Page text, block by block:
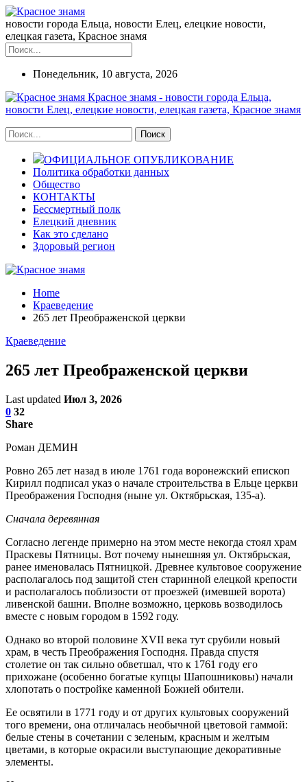
новости города Ельца, новости Елец, елецкие новости,
елецкая газета, Красное знамя
Понедельник, 10 августа, 2026
Красное знамя - новости города Ельца,
новости Елец, елецкие новости, елецкая газета, Красное знамя
ОФИЦИАЛЬНОЕ ОПУБЛИКОВАНИЕ
Политика обработки данных
Общество
КОНТАКТЫ
Бессмертный полк
Елецкий дневник
Как это сделано
Здоровый регион
Home
Краеведение
265 лет Преображенской церкви
Краеведение
265 лет Преображенской церкви
Last updated Июл 3, 2026
0 32
Share
Роман ДЕМИН
Ровно 265 лет назад в июле 1761 года воронежский епископ
Кирилл подписал указ о начале строительства в Ельце церкви
Преображения Господня (ныне ул. Октябрьская, 135-а).
Сначала деревянная
Согласно легенде примерно на этом месте некогда стоял храм
Праскевы Пятницы. Вот почему нынешняя ул. Октябрьская,
ранее именовалась Пятницкой. Древнее культовое сооружение
располагалось под защитой стен старинной елецкой крепости
и располагалось поблизости от проезжей (имевшей ворота)
ливенской башни. Вполне возможно, церковь возводилось
вместе с новым городом в 1592 году.
Однако во второй половине XVII века тут срубили новый
храм, в честь Преображения Господня. Правда спустя
столетие он так сильно обветшал, что к 1761 году его
прихожане (особенно богатые купцы Шапошниковы) начали
хлопотать о постройке каменной Божией обители.
Ее освятили в 1771 году и от других культовых сооружений
того времени, она отличалась необычной цветовой гаммой:
белые стены в сочетании с зеленым, красным и желтым
цветами, в которые окрасили выступающие декоративные
элементы.